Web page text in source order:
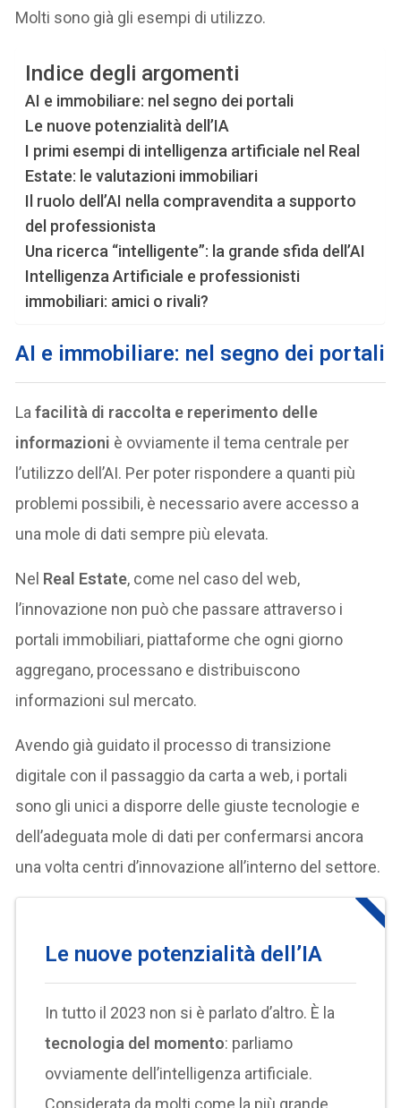
Molti sono già gli esempi di utilizzo.
Indice degli argomenti
AI e immobiliare: nel segno dei portali
Le nuove potenzialità dell’IA
I primi esempi di intelligenza artificiale nel Real
Estate: le valutazioni immobiliari
Il ruolo dell’AI nella compravendita a supporto
del professionista
Una ricerca “intelligente”: la grande sfida dell’AI
Intelligenza Artificiale e professionisti
immobiliari: amici o rivali?
AI e immobiliare: nel segno dei portali
La facilità di raccolta e reperimento delle
informazioni è ovviamente il tema centrale per
l’utilizzo dell’AI. Per poter rispondere a quanti più
problemi possibili, è necessario avere accesso a
una mole di dati sempre più elevata.
Nel Real Estate, come nel caso del web,
l’innovazione non può che passare attraverso i
portali immobiliari, piattaforme che ogni giorno
aggregano, processano e distribuiscono
informazioni sul mercato.
Avendo già guidato il processo di transizione
digitale con il passaggio da carta a web, i portali
sono gli unici a disporre delle giuste tecnologie e
dell’adeguata mole di dati per confermarsi ancora
una volta centri d’innovazione all’interno del settore.
Le nuove potenzialità dell’IA
In tutto il 2023 non si è parlato d’altro. È la
tecnologia del momento: parliamo
ovviamente dell’intelligenza artificiale.
Considerata da molti come la più grande